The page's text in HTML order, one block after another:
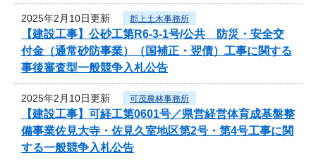
2025年2月10日更新 郡上土木事務所
【建設工事】公砂工第R6-3-1号/公共 防災・安全交
付金（通常砂防事業）（国補正・翌債）工事に関する
事後審査型一般競争入札公告
2025年2月10日更新 可茂農林事務所
【建設工事】可経工第0601号／県営経営体育成基盤整
備事業佐見大寺・佐見久室地区第2号・第4号工事に関
する一般競争入札公告